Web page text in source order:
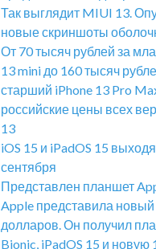
Так выглядит MIUI 13.
новые скриншоты
От 70 тысяч рублей за
13 mini до 160 тысяч
старший iPhone 13 Pro
российские цены всех
13
iOS 15 и iPadOS 15
сентября
Представлен планшет
Apple представила новый
долларов. Он получил
Bionic, iPadOS 15 и новую